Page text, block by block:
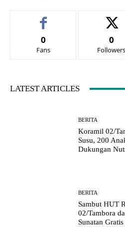
0
Fans
0
Followers
LATEST ARTICLES
BERITA
Koramil 02/
Susu, 200
Dukungan
BERITA
Sambut HUT
02/Tambora
Sunatan